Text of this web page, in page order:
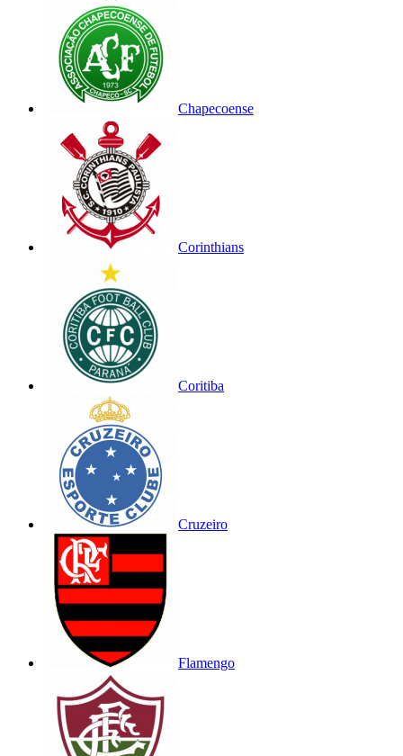
Chapecoense
Corinthians
Coritiba
Cruzeiro
Flamengo